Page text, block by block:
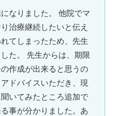
なりました。 他院でマ
治療継続したいと伝え
てしまったため、先生
た。 先生からは、期限
作成が出来ると思うの
ドバイスいただき、現
いてみたところ追加で
事が分かりました。あ